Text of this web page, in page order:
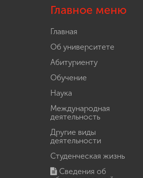
Главное меню
Главная
Об университете
Абитуриенту
Обучение
Наука
Международная
деятельность
Другие виды
деятельности
Студенческая жизнь
Сведения об